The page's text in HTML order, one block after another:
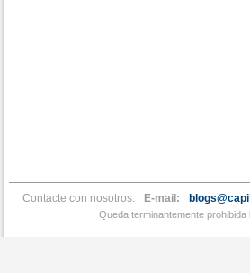
Contacte con nosotros: E-mail:
Queda terminantemente